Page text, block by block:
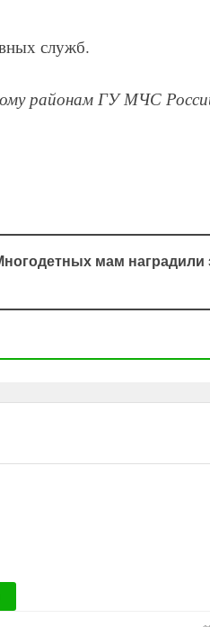
служб.
районам ГУ МЧС
мам наградили